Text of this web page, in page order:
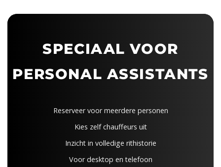
SPECIAAL VOOR
PERSONAL ASSISTANTS
Reserveer voor meerdere personen
Kies zelf chauffeurs uit
Inzicht in volledige rithistorie
Voor desktop en telefoon